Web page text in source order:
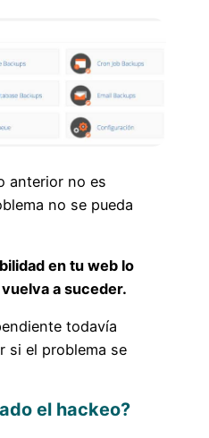
anterior no es
no se pueda
en tu web lo
a suceder.
todavía
si el problema se
el hackeo?